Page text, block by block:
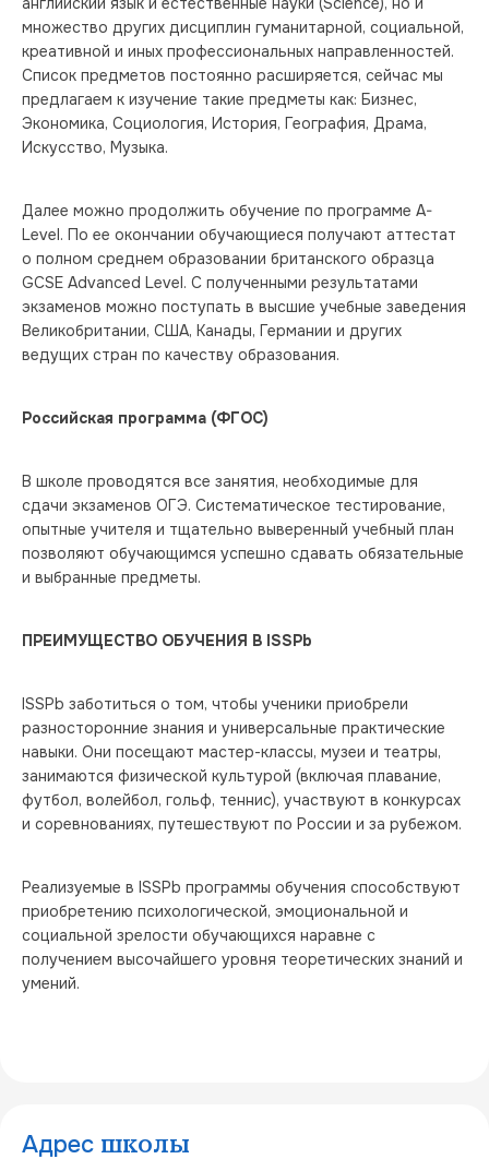
множество других дисциплин гуманитарной, социальной,
креативной и иных профессиональных направленностей.
Список предметов постоянно расширяется, сейчас мы
предлагаем к изучение такие предметы как: Бизнес,
Экономика, Социология, История, География, Драма,
Искусство, Музыка.
Далее можно продолжить обучение по программе A-
Level. По ее окончании обучающиеся получают аттестат
о полном среднем образовании британского образца
GCSE Advanced Level. С полученными результатами
экзаменов можно поступать в высшие учебные заведения
Великобритании, США, Канады, Германии и других
ведущих стран по качеству образования.
Российская программа (ФГОС)
В школе проводятся все занятия, необходимые для
сдачи экзаменов ОГЭ. Систематическое тестирование,
опытные учителя и тщательно выверенный учебный план
позволяют обучающимся успешно сдавать обязательные
и выбранные предметы.
ПРЕИМУЩЕСТВО ОБУЧЕНИЯ В ISSPb
ISSPb заботиться о том, чтобы ученики приобрели
разносторонние знания и универсальные практические
навыки. Они посещают мастер-классы, музеи и театры,
занимаются физической культурой (включая плавание,
футбол, волейбол, гольф, теннис), участвуют в конкурсах
и соревнованиях, путешествуют по России и за рубежом.
Реализуемые в ISSPb программы обучения способствуют
приобретению психологической, эмоциональной и
социальной зрелости обучающихся наравне с
получением высочайшего уровня теоретических знаний и
умений.
Адрес школы